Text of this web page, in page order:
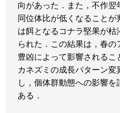
向があった．また，不作
同位体比が低くなることが
は餌となるコナラ堅果が枯
られた．この結果は，春
豊凶によって影響される
カネズミの成長パターン変
し，個体群動態への影響
ある．